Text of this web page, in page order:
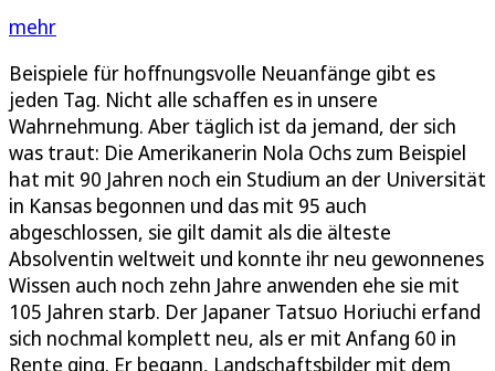
mehr
Beispiele für hoffnungsvolle Neuanfänge gibt es
jeden Tag. Nicht alle schaffen es in unsere
Wahrnehmung. Aber täglich ist da jemand, der sich
was traut: Die Amerikanerin Nola Ochs zum Beispiel
hat mit 90 Jahren noch ein Studium an der Universität
in Kansas begonnen und das mit 95 auch
abgeschlossen, sie gilt damit als die älteste
Absolventin weltweit und konnte ihr neu gewonnenes
Wissen auch noch zehn Jahre anwenden ehe sie mit
105 Jahren starb. Der Japaner Tatsuo Horiuchi erfand
sich nochmal komplett neu, als er mit Anfang 60 in
Rente ging. Er begann, Landschaftsbilder mit dem